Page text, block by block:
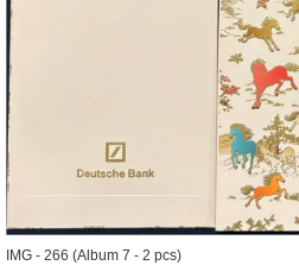
IMG - 266 (Album 7 - 2 pcs)